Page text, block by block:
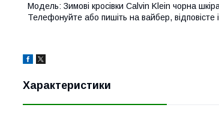
Модель: Зимові кросівки Calvin Klein чорна
Телефонуйте або пишіть на вайбер, відповісте
Характеристики